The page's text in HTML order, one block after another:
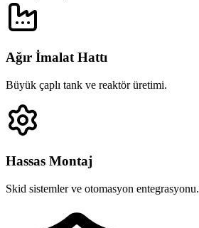
Ağır İmalat Hattı
Büyük çaplı tank ve reaktör üretimi.
Hassas Montaj
Skid sistemler ve otomasyon entegrasyonu.